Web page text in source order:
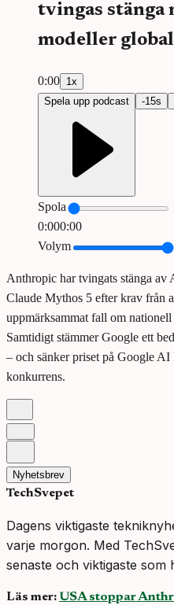
tvingas stänga
modeller
0:00 1x
Spela upp podcast
-15s
Spola
0:000:00
Volym
Anthropic har tvingats stänga av
Claude Mythos 5 efter krav från
uppmärksammat fall om
Samtidigt stämmer Google ett
– och sänker priset på Google
konkurrens.
Nyhetsbrev
TechSvepet
Dagens viktigaste
varje morgon. Med
senaste och viktigaste som
Läs mer: USA stoppar